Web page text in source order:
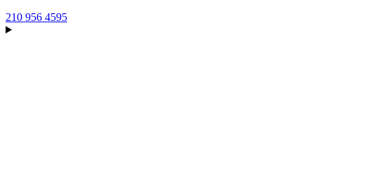
210 956 4595